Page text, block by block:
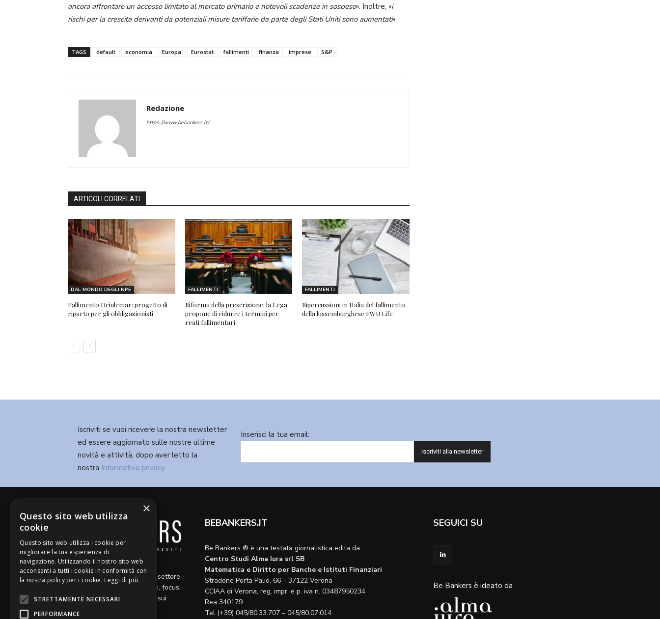
ancora affrontare un accesso limitato al mercato primario e notevoli scadenze in sospeso». Inoltre, «i
rischi per la crescita derivanti da potenziali misure tariffarie da parte degli Stati Uniti sono aumentati».
TAGS default economia Europa Eurostat fallimenti finanza imprese S&P
Redazione
https://www.bebankers.it/
ARTICOLI CORRELATI
DAL MONDO DEGLI NPE
Fallimento Deiulemar: progetto di
riparto per gli obbligazionisti
FALLIMENTI
Riforma della prescrizione: la Lega
propone di ridurre i termini per
reati fallimentari
FALLIMENTI
Ripercussioni in Italia del fallimento
della lussemburghese FWU Life
Iscriviti se vuoi ricevere la nostra newsletter
ed essere aggiornato sulle nostre ultime
novità e attività, dopo aver letto la
nostra Informativa privacy
Inserisci la tua email:
Diamo voce a riflessioni,
aggiornamenti e opinioni sul settore
del credito, ospitando articoli, focus,
approfondimenti e interviste sui
BEBANKERS.IT
Be Bankers ® è una testata giornalistica edita da:
Centro Studi Alma Iura srl SB
Matematica e Diritto per Banche e Istituti Finanziari
Stradone Porta Palio, 66 – 37122 Verona
CCIAA di Verona, reg. impr. e p. iva n. 03487950234
Rea 340179
Tel (+39) 045/80.33.707 – 045/80.07.014
SEGUICI SU
Be Bankers è ideato da
×
Questo sito web utilizza
cookie
Questo sito web utilizza i cookie per
migliorare la tua esperienza di
navigazione. Utilizzando il nostro sito web
acconsenti a tutti i cookie in conformità con
la nostra policy per i cookie. Leggi di più
STRETTAMENTE NECESSARI
PERFORMANCE